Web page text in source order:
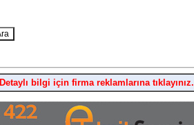
Detaylı bilgi için firma reklamlarına tıklayınız.